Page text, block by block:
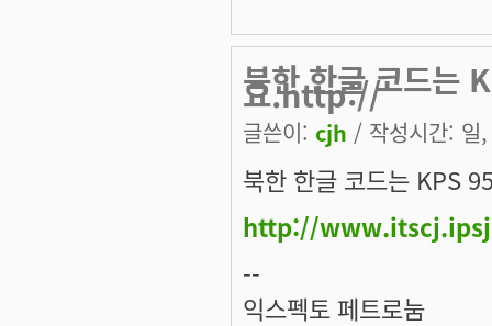
북한 한글 코드는
요.http://
글쓴이: cjh / 작성시간:
북한 한글 코드는 KPS
http://
--
익스펙토 페트로눔